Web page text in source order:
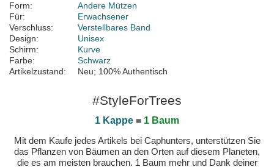
Form:
Andere Mützen
Für:
Erwachsener
Verschluss:
Verstellbares Band
Design:
Unisex
Schirm:
Kurve
Farbe:
Schwarz
Artikelzustand:
Neu; 100% Authentisch
#StyleForTrees
1 Kappe = 1 Baum
Mit dem Kaufe jedes Artikels bei Caphunters, unterstützen Sie
das Pflanzen von Bäumen an den Orten auf diesem Planeten,
die es am meisten brauchen. 1 Baum mehr und Dank deiner